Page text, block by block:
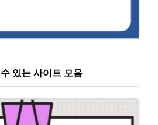
있는 사이트 모음